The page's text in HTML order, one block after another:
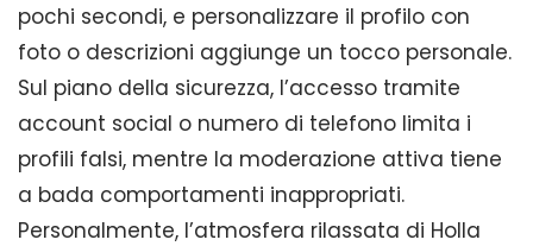
pochi secondi, e personalizzare il profilo con
foto o descrizioni aggiunge un tocco personale.
Sul piano della sicurezza, l’accesso tramite
account social o numero di telefono limita i
profili falsi, mentre la moderazione attiva tiene
a bada comportamenti inappropriati.
Personalmente, l’atmosfera rilassata di Holla